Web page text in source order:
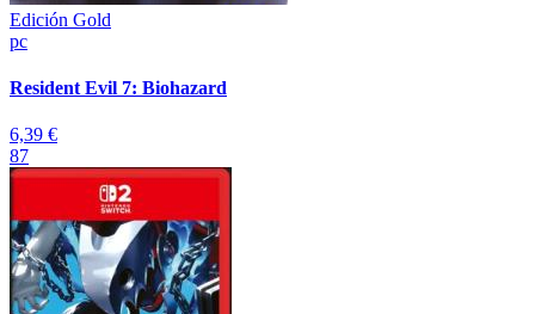
Edición Gold
pc
Resident Evil 7: Biohazard
6,39 €
87